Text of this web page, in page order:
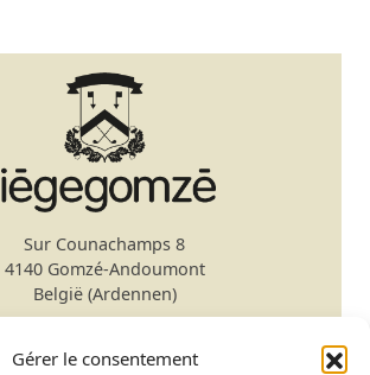
Gérer le consentement
Sur Counachamps 8
4140 Gomzé-Andoumont
België (Ardennen)
Emailsecretariat@gomze.be